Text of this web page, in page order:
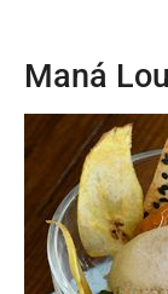
Maná